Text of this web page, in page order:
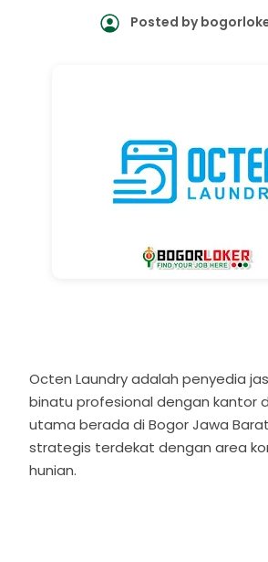
Posted by
Octen Laundryadalah penyedia
binatu profesional dengan kantor
utama berada di Bogor Jawa
strategis terdekat dengan area
hunian.